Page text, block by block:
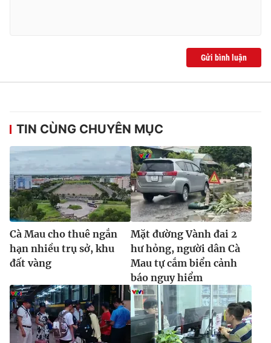
Nguyễn Thị Mỹ Hạnh, Phạm Quốc Thắng,
Nguyễn Trọng Ninh
Email:toasoan@vtv.vn
Liên hệ quảng cáo:024-7300.7108
® Cấm sao chép dưới mọi hình thức nếu không có sự chấp
thuận bằng văn bản. Ghi rõ nguồn VTV.vn khi phát hành lại
Gửi bình luận
TIN CÙNG CHUYÊN MỤC
Cà Mau cho thuê ngắn
hạn nhiều trụ sở, khu
đất vàng
Mặt đường Vành đai 2
hư hỏng, người dân Cà
Mau tự cắm biển cảnh
báo nguy hiểm